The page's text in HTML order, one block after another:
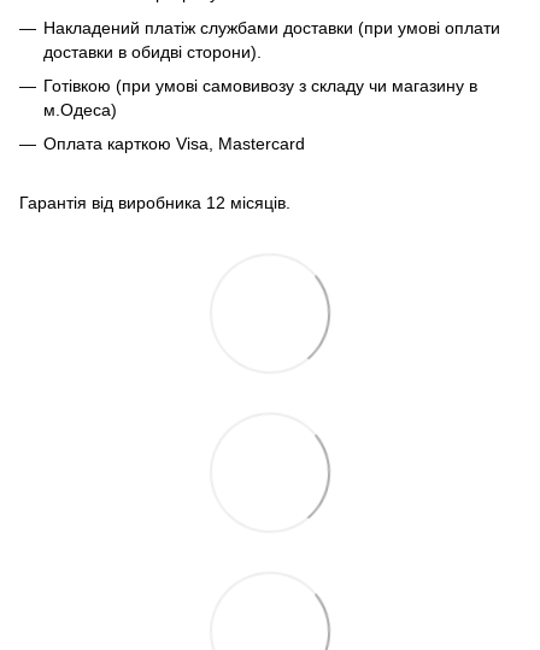
Накладений платіж службами доставки (при умові оплати
доставки в обидві сторони).
Готівкою (при умові самовивозу з складу чи магазину в
м.Одеса)
Оплата карткою Visa, Mastercard
Гарантія від виробника 12 місяців.